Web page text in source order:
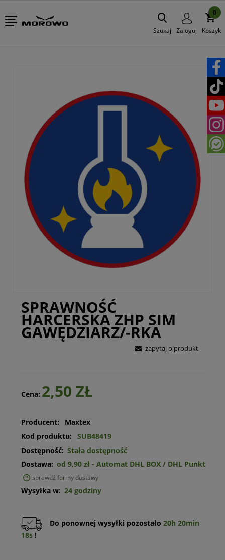
Szukaj Zaloguj Koszyk
0
SPRAWNOŚĆ
HARCERSKA ZHP SIM
GAWĘDZIARZ/-RKA
zapytaj o produkt
Cena: 2,50 ZŁ
Producent:
Maxtex
Kod produktu:
SUB48419
Dostępność: Stała dostępność
Dostawa: od 9,90 zł - Automat DHL BOX / DHL Punkt
sprawdź formy dostawy
Wysyłka w: 24 godziny
Do ponownej wysyłki pozostało 20h 20min
18s!